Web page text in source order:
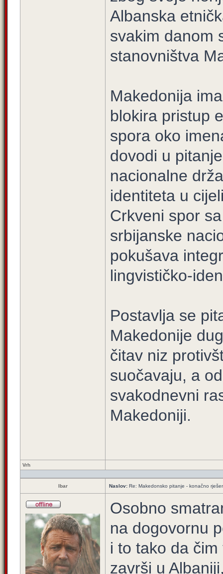
Albanska
svakim danom
stanovništva
Makedonija
blokira pristup
spora oko
dovodi u
nacionalne
identiteta u
Crkveni spor
srbijanske
pokušava
lingvističko-
Postavlja se
Makedonije
čitav niz
suočavaju, a
svakodnevni
Makedoniji.
Vrh
Ibar Naslov: Re: Makedonsko pitanje - konačno
Osobno
na dogovornu
i to tako da
završi u